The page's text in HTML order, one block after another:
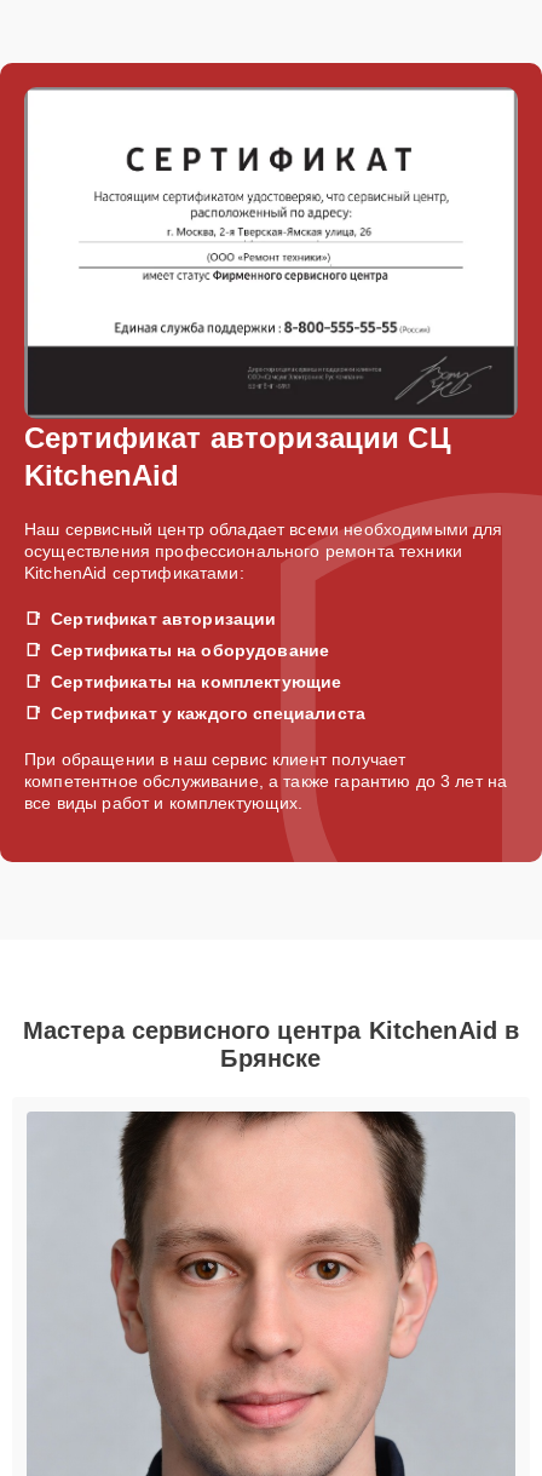
Сертификат авторизации СЦ
KitchenAid
Наш сервисный центр обладает всеми необходимыми для
осуществления профессионального ремонта техники
KitchenAid сертификатами:
Сертификат авторизации
Сертификаты на оборудование
Сертификаты на комплектующие
Сертификат у каждого специалиста
При обращении в наш сервис клиент получает
компетентное обслуживание, а также гарантию до 3 лет на
все виды работ и комплектующих.
Мастера сервисного центра KitchenAid в
Брянске